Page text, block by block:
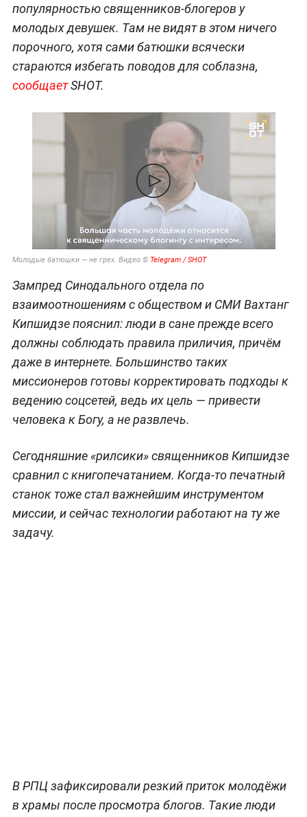
популярностью священников-блогеров у
молодых девушек. Там не видят в этом ничего
порочного, хотя сами батюшки всячески
стараются избегать поводов для соблазна,
сообщаетSHOT.
Молодые батюшки — не грех. Видео © Telegram / SHOT
Зампред Синодального отдела по
взаимоотношениям с обществом и СМИ Вахтанг
Кипшидзе пояснил: люди в сане прежде всего
должны соблюдать правила приличия, причём
даже в интернете. Большинство таких
миссионеров готовы корректировать подходы к
ведению соцсетей, ведь их цель — привести
человека к Богу, а не развлечь.
Сегодняшние «рилсики» священников Кипшидзе
сравнил с книгопечатанием. Когда-то печатный
станок тоже стал важнейшим инструментом
миссии, и сейчас технологии работают на ту же
задачу.
В РПЦ зафиксировали резкий приток молодёжи
в храмы после просмотра блогов. Такие люди